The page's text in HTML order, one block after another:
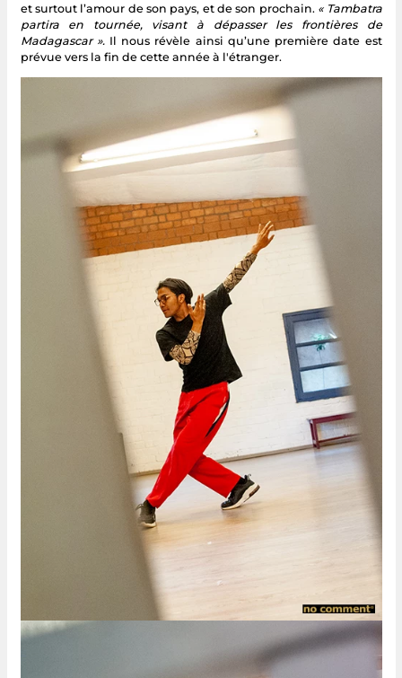
et surtout l’amour de son pays, et de son prochain. « Tambatra
partira en tournée, visant à dépasser les frontières de
Madagascar ». Il nous révèle ainsi qu’une première date est
prévue vers la fin de cette année à l'étranger.